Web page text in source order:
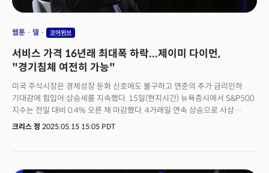
웹툰 델 코어위브
서비스 가격 16년래 최대폭 하락...제이미 다이먼,
"경기침체 여전히 가능"
미국 주식시장은 경제성장 둔화 신호에도 불구하고 연준의 추가 금리인하
기대감에 힘입어 상승세를 지속했다. 15일(현지시간) 뉴욕증시에서 S&P500
지수는 전일 대비 0.4% 오른 채 마감했다. 4거래일 연속 상승으로 사상
최고치에서 불과 4% 떨어진 수준까지 회복했다. 다우존스 산업평균지수는
일시적으로 5% 근처까지 치솟았다가 하락 전환했다.달러지수는 주요 통화
크리스 정 2025.05.15 15:05 PDT